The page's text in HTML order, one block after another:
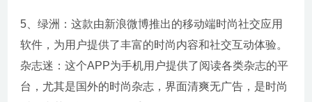
5、绿洲：这款由新浪微博推出的移动端时尚社交应用
软件，为用户提供了丰富的时尚内容和社交互动体验。
杂志迷：这个APP为手机用户提供了阅读各类杂志的平
台，尤其是国外的时尚杂志，界面清爽无广告，是时尚